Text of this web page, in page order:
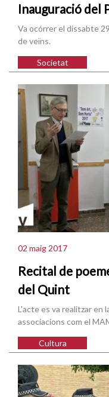
Inauguració del
Va ocórrer el dissabte
de veïns.
Societat
02 maig 2017
Recital de
del Quint
L'acte es va realitzar en
associacions com el
Cultura